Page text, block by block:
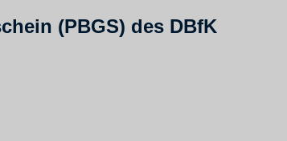
(PBGS) des DBfK